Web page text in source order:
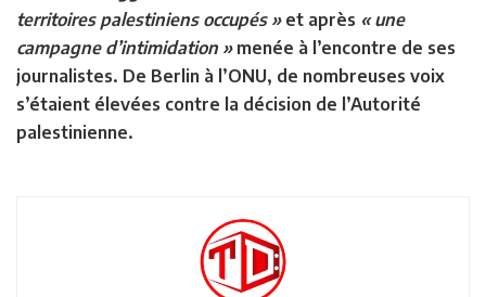
territoires palestiniens occupés »et après « une
campagne d’intimidation »menée à l’encontre de ses
journalistes. De Berlin à l’ONU, de nombreuses voix
s’étaient élevées contre la décision de l’Autorité
palestinienne.